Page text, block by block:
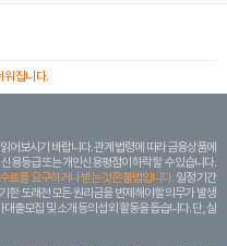
워집니다.
어보시기 바랍니다. 관계 법령에 따라 금융상품에
용등급 또는 개인신용평점이 하락할 수 있습니다.
료를 요구하거나 받는 것은 불법입니다. 일정 기간
한 도래전 모든 원리금을 변제해야할 의무가 발생
출모집 및 소개 등의 섭외 활동을 돕습니다. 단, 실